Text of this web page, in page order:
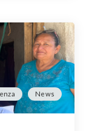
News